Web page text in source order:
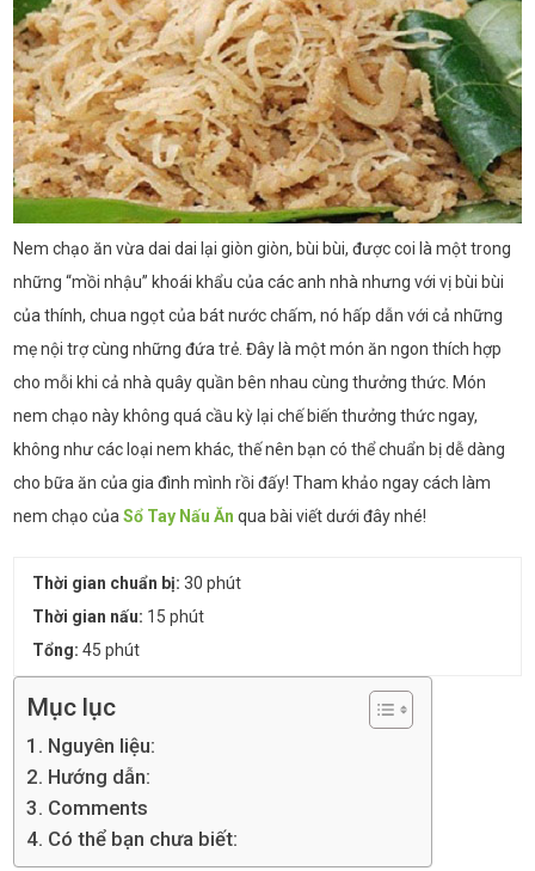
Nem chạo ăn vừa dai dai lại giòn giòn, bùi bùi, được coi là một trong
những “mồi nhậu” khoái khẩu của các anh nhà nhưng với vị bùi bùi
của thính, chua ngọt của bát nước chấm, nó hấp dẫn với cả những
mẹ nội trợ cùng những đứa trẻ. Đây là một món ăn ngon thích hợp
cho mỗi khi cả nhà quây quần bên nhau cùng thưởng thức. Món
nem chạo này không quá cầu kỳ lại chế biến thưởng thức ngay,
không như các loại nem khác, thế nên bạn có thể chuẩn bị dễ dàng
cho bữa ăn của gia đình mình rồi đấy! Tham khảo ngay cách làm
nem chạo củaSổ Tay Nấu Ăn qua bài viết dưới đây nhé!
Thời gian chuẩn bị: 30 phút
Thời gian nấu: 15 phút
Tổng: 45 phút
Mục lục
Nguyên liệu:
Hướng dẫn:
Comments
Có thể bạn chưa biết: